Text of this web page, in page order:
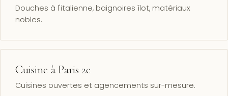
Douches à l'italienne, baignoires îlot, matériaux
nobles.
Cuisine à Paris 2e
Cuisines ouvertes et agencements sur-mesure.